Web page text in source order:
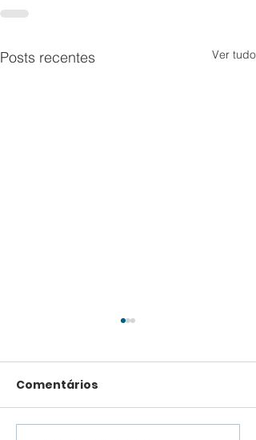
Posts recentes Ver tudo
Comentários